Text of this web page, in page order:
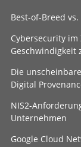
Best-of-Breed
Cybersecurity
Geschwindigkeit
Die
Digital
NIS2-
Unternehmen
Google Cloud